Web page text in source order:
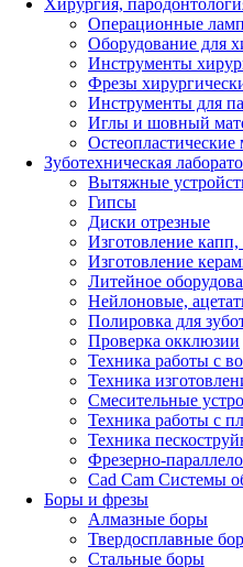
Операционные
Оборудование для
Инструменты
Фрезы
Инструменты для
Иглы и шовный
Остеопластические
Зуботехническая
Вытяжные
Гипсы
Диски отрезные
Изготовление
Изготовление
Литейное
Нейлоновые,
Полировка для
Проверка окклюзии
Техника работы с
Техника
Смесительные
Техника работы с
Техника
Фрезерно-
Cad Cam Системы
Боры и фрезы
Алмазные боры
Твердосплавные
Стальные боры